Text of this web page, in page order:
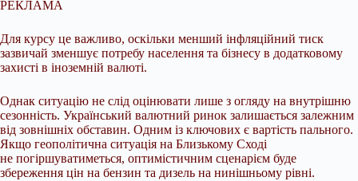
РЕКЛАМА
Для курсу це важливо, оскільки менший інфляційний тиск
зазвичай зменшує потребу населення та бізнесу в додатковому
захисті в іноземній валюті.
Однак ситуацію не слід оцінювати лише з огляду на внутрішню
сезонність. Український валютний ринок залишається залежним
від зовнішніх обставин. Одним із ключових є вартість пального.
Якщо геополітична ситуація на Близькому Сході
не погіршуватиметься, оптимістичним сценарієм буде
збереження цін на бензин та дизель на нинішньому рівні.